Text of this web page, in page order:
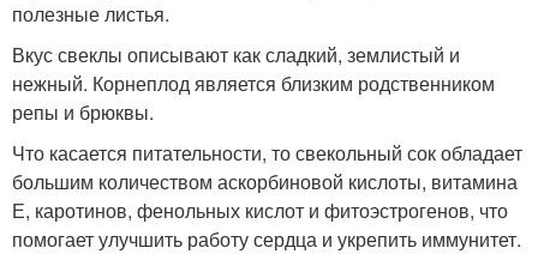
полезные листья.
Вкус свеклы описывают как сладкий, землистый и
нежный. Корнеплод является близким родственником
репы и брюквы.
Что касается питательности, то свекольный сок обладает
большим количеством аскорбиновой кислоты, витамина
Е, каротинов, фенольных кислот и фитоэстрогенов, что
помогает улучшить работу сердца и укрепить иммунитет.